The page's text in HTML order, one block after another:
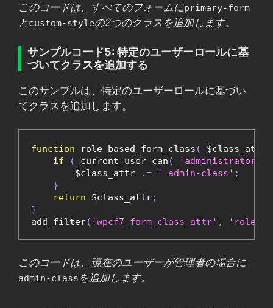
このコードは、すべてのフォームにprimary-form
とcustom-styleの2つのクラスを追加します。
サンプルコード5: 特定のユーザーロールに基
づいてクラスを追加する
このサンプルは、特定のユーザーロールに基づい
てクラスを追加します。
function role_based_form_class ( $class_attr
if
( current_user_can ( 'administrator'
        $class_attr
.= ' admin-class' ;
}
return $class_attr;
}
add_filter( 'wpcf7_form_class_attr' ,
このコードは、現在のユーザーが管理者の場合に
admin-class を追加します。